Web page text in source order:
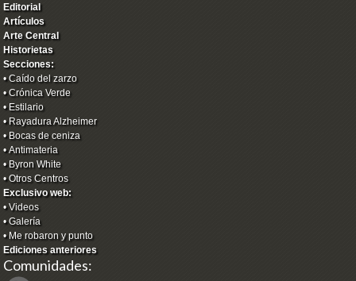
Editorial
Artículos
Arte Central
Historietas
Secciones:
•Caído del zarzo
•Crónica Verde
•Estilario
•Rayadura Alzheimer
•Bocas de ceniza
•Antimateria
•Byron White
•Otros Centros
Exclusivo web:
•Videos
•Galería
•Me robaron y punto
Ediciones anteriores
Comunidades: